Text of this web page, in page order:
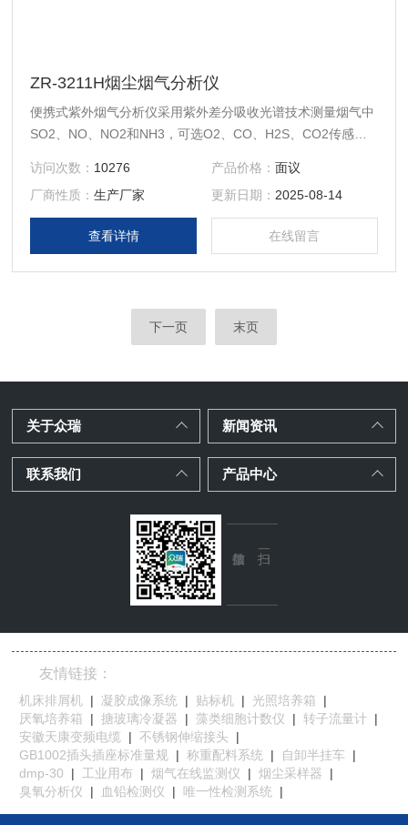
ZR-3211H烟尘烟气分析仪
便携式紫外烟气分析仪采用紫外差分吸收光谱技术测量烟气中
SO2、NO、NO2和NH3，可选O2、CO、H2S、CO2传感器
度和稳定性，特别适合高湿低硫工况测量。其中紫外差分吸收
模块在热湿状态下进行测量，避免除水造成的烟气组分损失。
整机采用一体便携式设计，采样管和主机为一体，便携方便。
可供环境监测部门对各种锅炉排放的气体浓度、
访问次数： 10276 产品价格： 面议
厂商性质：生产厂家 更新日期： 2025-08-14
查看详情 在线留言
下一页 末页
关于众瑞 新闻资讯
联系我们 产品中心
友情链接：
机床排屑机 | 凝胶成像系统 | 贴标机 | 光照培养箱
|
厌氧培养箱
| 搪玻璃冷凝器 | 藻类细胞计数仪 | 转子流量计 |
安徽天康变频电缆
| 不锈钢伸缩接头
|
GB1002插头插座标准量规 | 称重配料系统 | 自卸半挂车
|
dmp-30
| 工业用布 | 烟气在线监测仪 | 烟尘采样器
|
臭氧分析仪
| 血铅检测仪 | 唯一性检测系统 |